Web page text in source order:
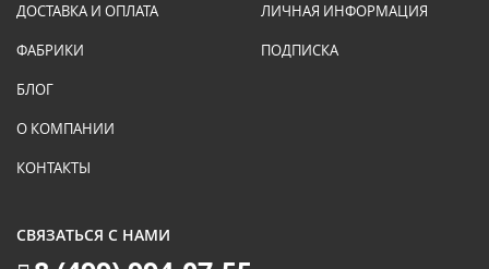
ДОСТАВКА И ОПЛАТА
ФАБРИКИ
БЛОГ
О КОМПАНИИ
КОНТАКТЫ
ЛИЧНАЯ ИНФОРМАЦИЯ
ПОДПИСКА
СВЯЗАТЬСЯ С НАМИ